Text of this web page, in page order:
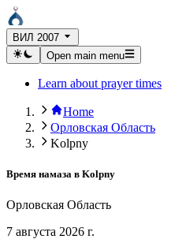
ВИЛ 2007
Open main menu
Learn about prayer times
Home
Орловская Область
Kolpny
Время намаза в Kolpny
Орловская Область
7 августа 2026 г.